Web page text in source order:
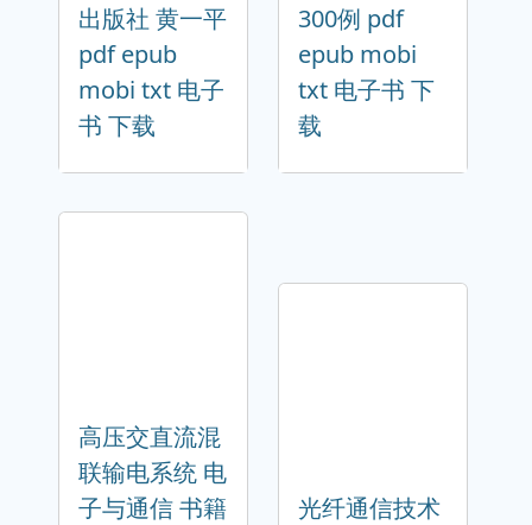
出版社 黄一平
pdf epub
mobi txt 电子
书 下载
300例 pdf
epub mobi
txt 电子书 下
载
高压交直流混
联输电系统 电
子与通信 书籍
光纤通信技术